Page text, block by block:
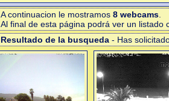
A continuacion le mostramos 8 webcams
Al final de esta página podrá ver un
Resultado de la busqueda - Has